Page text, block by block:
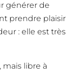
générer de
prendre plaisir
: elle est très
mais libre à